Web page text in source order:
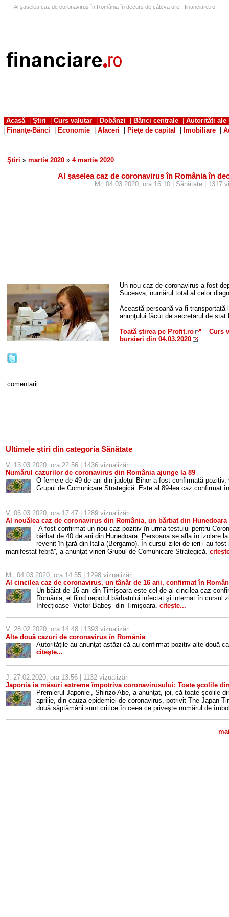
Al şaselea caz de coronavirus în România în decurs de câteva ore - financiare.ro
Acasă| Ştiri Curs valutar Dobânzi Bănci centrale
Autorităţi ale
Finanţe-Bănci
Economie Afaceri Pieţe de capital Imobiliare
Ştiri » martie 2020 » 4 martie 2020
Al şaselea caz de coronavirus în România în
Mi, 04.03.2020, ora 16:10 | Sănătate | 1317
Un nou caz de coronavirus a fost
Suceava, numărul total al celor
Această persoană va fi
anunţului făcut de secretarul de stat
Toată ştirea pe Profit.ro
Curs
bursieri din 04.03.2020
comentarii
Ultimele ştiri din categoria Sănătate
V, 13.03.2020, ora 22:56 | 1436 vizualizări
Numărul cazurilor de coronavirus din România ajunge la 89
O femeie de 49 de ani din judeţul Bihor a fost confirmată
Grupul de Comunicare Strategică. Este al 89-lea caz confirmat
V, 06.03.2020, ora 17:47 | 1289 vizualizări
Al nouălea caz de coronavirus din România, un bărbat din Hunedoara
”A fost confirmat un nou caz pozitiv în urma testului pentru
bărbat de 40 de ani din Hunedoara. Persoana se afla în izolare
revenit în ţară din Italia (Bergamo). În cursul zilei de ieri i-au
manifestat febră”, a anunţat vineri Grupul de Comunicare Strategică.
Mi, 04.03.2020, ora 14:55 | 1298 vizualizări
Al cincilea caz de coronavirus, un tânăr de 16 ani, confirmat în
Un băiat de 16 ani din Timişoara este cel de-al cincilea caz
România, el fiind nepotul bărbatului infectat şi internat în cursul
Infecţioase ”Victor Babeş” din Timişoara. citeşte...
V, 28.02.2020, ora 14:48 | 1393 vizualizări
Alte două cazuri de coronavirus în România
Autorităţile au anunţat astăzi că au confirmat pozitiv alte două
citeşte...
J, 27.02.2020, ora 13:56 | 1132 vizualizări
Japonia ia măsuri extreme împotriva coronavirusului: Toate şcolile
Premierul Japoniei, Shinzo Abe, a anunţat, joi, că toate şcolile
aprilie, din cauza epidemiei de coronavirus, potrivit The Japan
două săptămâni sunt critice în ceea ce priveşte numărul de